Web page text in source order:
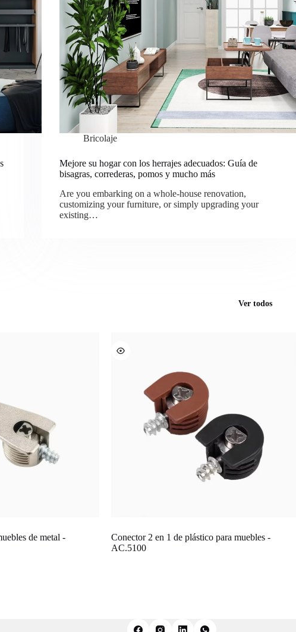
Bricolaje
Mejore su hogar con los herrajes adecuados: Guía de
bisagras, correderas, pomos y mucho más
Are you embarking on a whole-house renovation,
customizing your furniture, or simply upgrading your
existing…
Ver todos
de metal -
Conector 2 en 1 de plástico para muebles -
AC.5100